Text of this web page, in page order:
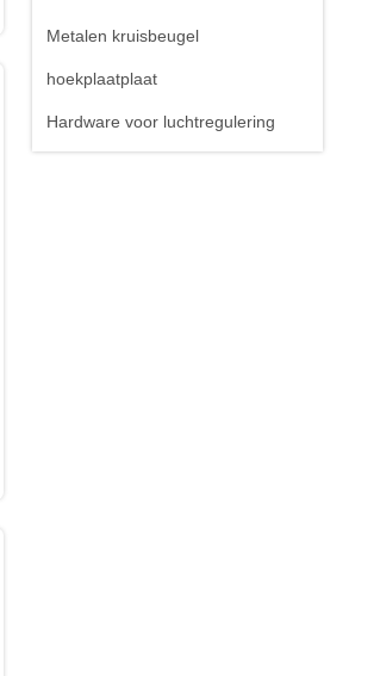
Metalen kruisbeugel
hoekplaatplaat
Hardware voor luchtregulering